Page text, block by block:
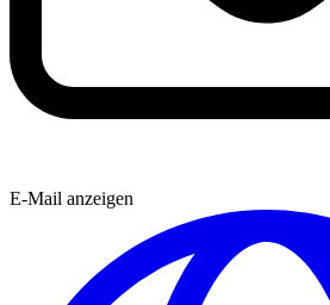
E-Mail anzeigen